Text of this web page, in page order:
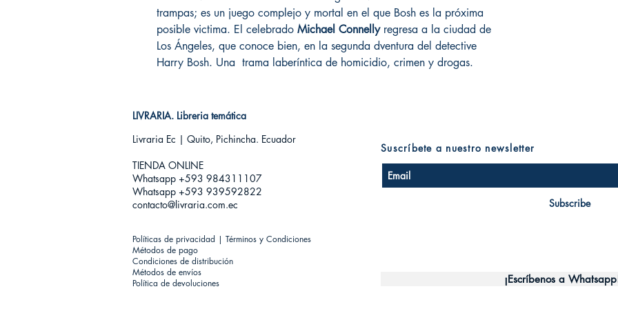
trampas; es un juego complejo y mortal en el que Bosh es la próxima
posible victima. El celebrado Michael Connellyregresa a la ciudad de
Los Ángeles, que conoce bien, en la segunda dventura del detective
Harry Bosh. Una trama laberíntica de homicidio, crimen y drogas.
LIVRARIA. Libreria temática
Livraria Ec | Quito, Pichincha. Ecuador
TIENDA ONLINE​
Whatsapp +593 984311107
Whatsapp +593 939592822
contacto@livraria.com.ec
Políticas de privacidad | Términos y Condiciones
Métodos de pago
Condiciones de distribución
Métodos de envíos
Política de devoluciones
Subscribe
Suscríbete a nuestro newsletter
¡Escríbenos a